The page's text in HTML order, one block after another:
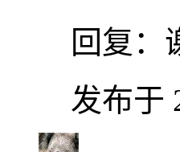
回复：
发布于